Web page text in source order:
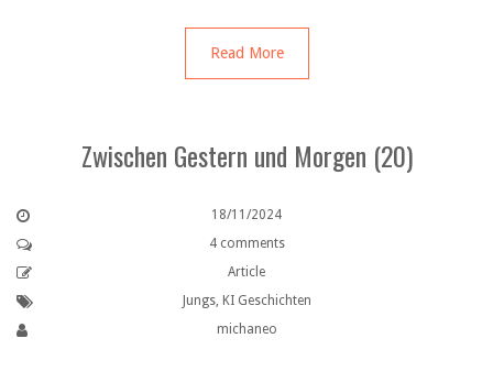
Read More
Zwischen Gestern und Morgen (20)
18/11/2024
4 comments
Article
Jungs, KI Geschichten
michaneo